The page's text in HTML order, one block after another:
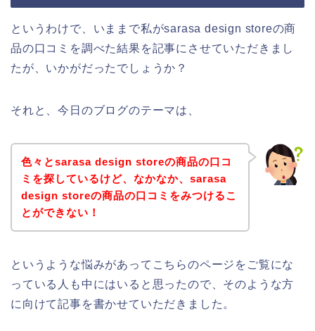
というわけで、いままで私がsarasa design storeの商
品の口コミを調べた結果を記事にさせていただきまし
たが、いかがだったでしょうか？
それと、今日のブログのテーマは、
色々とsarasa design storeの商品の口コ
ミを探しているけど、なかなか、sarasa
design storeの商品の口コミをみつけるこ
とができない！
というような悩みがあってこちらのページをご覧にな
っている人も中にはいると思ったので、そのような方
に向けて記事を書かせていただきました。